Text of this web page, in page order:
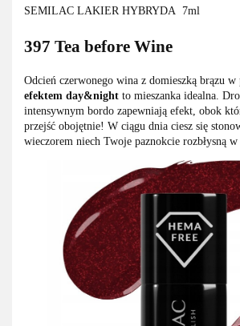
SEMILAC LAKIER HYBRYDA 7ml
397 Tea before Wine
Odcień czerwonego wina z domieszką brązu w
efektem day&night to mieszanka idealna.
intensywnym bordo zapewniają efekt, obok
przejść obojętnie! W ciągu dnia ciesz się
wieczorem niech Twoje paznokcie rozbłysną w